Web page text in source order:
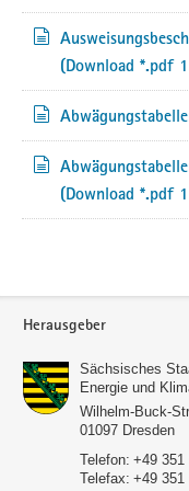
Die Strategische
trägt dazu bei,
und
Beschleunigung von
um Investitionen
in die Praxis zu bringen.
Weitere
Mit dem Net Zero
Ostdeutschland und
(Download *.pdf
(Download *.pdf
Herausgeber
Sächsisches
Energie und
Wilhelm-Buck-
01097 Dresden
Telefon: +49 351
Telefax: +49 351